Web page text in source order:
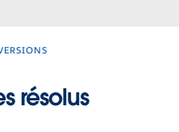
résolus